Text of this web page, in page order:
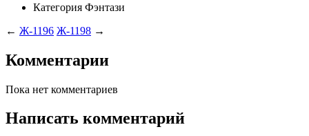
Категория Фэнтази
← Ж-1196 Ж-1198 →
Комментарии
Пока нет комментариев
Написать комментарий